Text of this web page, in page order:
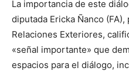
La importancia de este
diputada Ericka Ñanco
Relaciones Exteriores,
«señal importante» que
espacios para el diálogo,